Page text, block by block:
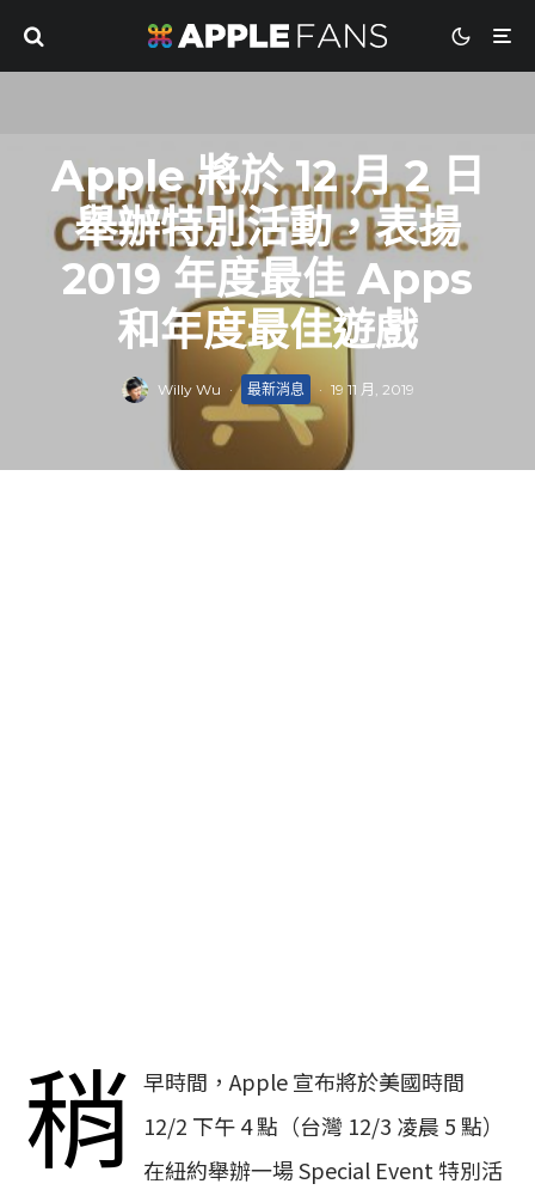
Apple 將於 12 月 2 日
舉辦特別活動，表揚
2019 年度最佳 Apps
和年度最佳遊戲
Willy Wu · 最新消息 · 19 11 月, 2019
稍 早時間，Apple 宣布將於美國時間
12/2 下午 4 點（台灣 12/3 凌晨 5 點）
在紐約舉辦一場 Special Event 特別活